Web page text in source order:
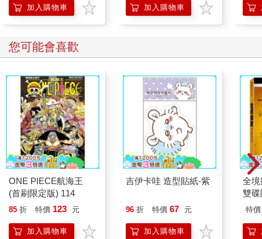
加入購物車 加入購物車
日
您可能會喜歡
ONE PIECE航海王
(首刷限定版) 114
85 折 特價 123 元
加入購物車
吉伊卡哇 造型貼紙-紫
96 折 特價 67 元
加入購物車
全
雙
特價